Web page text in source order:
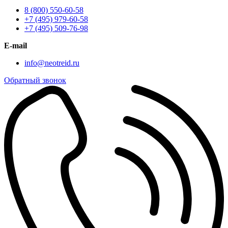
8 (800) 550-60-58
+7 (495) 979-60-58
+7 (495) 509-76-98
E-mail
info@neotreid.ru
Обратный звонок